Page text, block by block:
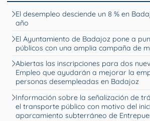
El desempleo desciende un 8 % en
año
El Ayuntamiento de Badajoz pone a
públicos con una amplia campaña de
Abiertas las inscripciones para dos
Empleo que ayudarán a mejorar la
personas desempleadas en Badajoz
Información sobre la señalización de
el transporte público con motivo del
aparcamiento subterráneo de